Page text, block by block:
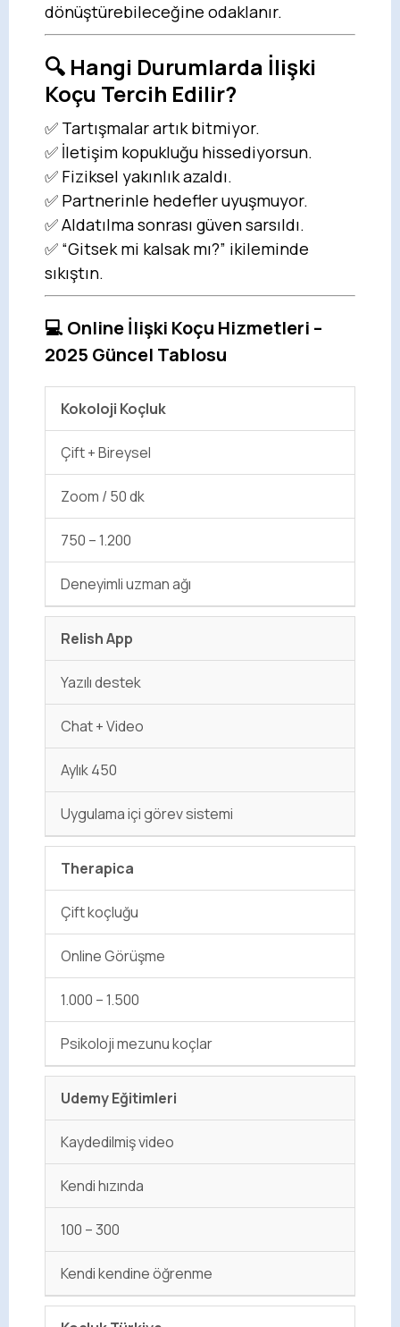
dönüştürebileceğine odaklanır.
🔍 Hangi Durumlarda İlişki
Koçu Tercih Edilir?
✅ Tartışmalar artık bitmiyor.
✅ İletişim kopukluğu hissediyorsun.
✅ Fiziksel yakınlık azaldı.
✅ Partnerinle hedefler uyuşmuyor.
✅ Aldatılma sonrası güven sarsıldı.
✅ “Gitsek mi kalsak mı?” ikileminde
sıkıştın.
💻 Online İlişki Koçu Hizmetleri –
2025 Güncel Tablosu
Kokoloji Koçluk
Çift + Bireysel
Zoom / 50 dk
750 – 1.200
Deneyimli uzman ağı
Relish App
Yazılı destek
Chat + Video
Aylık 450
Uygulama içi görev sistemi
Therapica
Çift koçluğu
Online Görüşme
1.000 – 1.500
Psikoloji mezunu koçlar
Udemy Eğitimleri
Kaydedilmiş video
Kendi hızında
100 – 300
Kendi kendine öğrenme